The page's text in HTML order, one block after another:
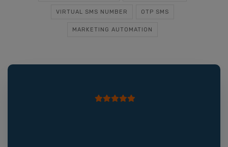
VIRTUAL SMS NUMBER OTP SMS
MARKETING AUTOMATION